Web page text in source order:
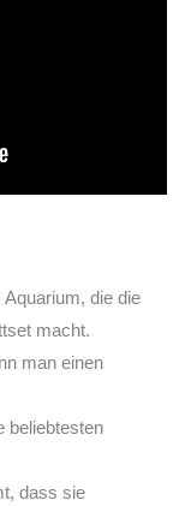
die die
macht.
man einen
beliebtesten
dass sie